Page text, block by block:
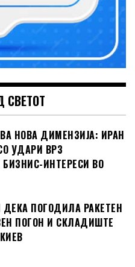
СВЕТОТ
НОВА ДИМЕНЗИЈА: ИРАН
УДАРИ ВРЗ
ИНТЕРЕСИ ВО
ДЕКА ПОГОДИЛА РАКЕТЕН
ПОГОН И СКЛАДИШТЕ